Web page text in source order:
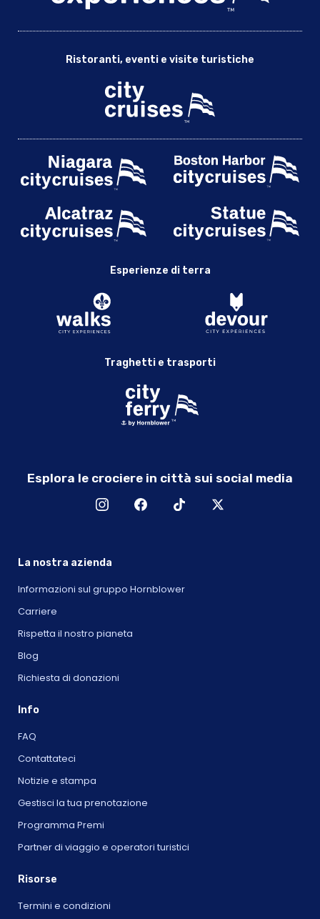
Ristoranti, eventi e visite turistiche
Esperienze di terra
Traghetti e trasporti
Esplora le crociere in città sui social media
La nostra azienda
Informazioni sul gruppo Hornblower
Carriere
Rispetta il nostro pianeta
Blog
Richiesta di donazioni
Info
FAQ
Contattateci
Notizie e stampa
Gestisci la tua prenotazione
Programma Premi
Partner di viaggio e operatori turistici
Risorse
Termini e condizioni